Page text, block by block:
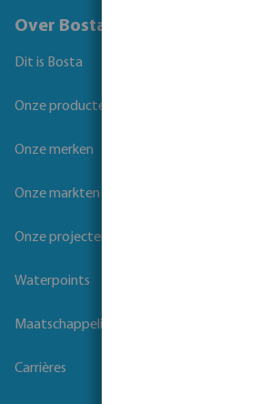
Over Bosta
Dit is Bosta
Onze producten
Onze merken
Onze markten
Onze projecten
Waterpoints
Maatschappelijk verantwoord ondernemen
Carrières